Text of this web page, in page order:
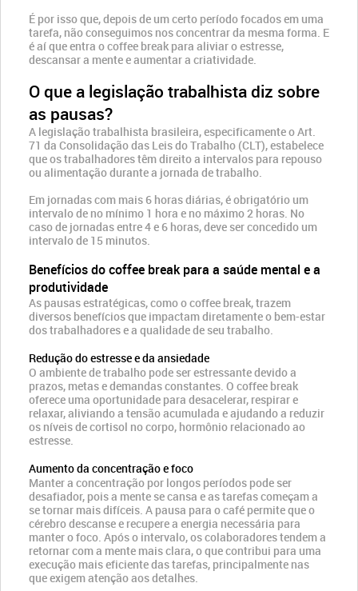
É por isso que, depois de um certo período focados em uma
tarefa, não conseguimos nos concentrar da mesma forma. E
é aí que entra o coffee break para aliviar o estresse,
descansar a mente e aumentar a criatividade.
O que a legislação trabalhista diz sobre
as pausas?
A legislação trabalhista brasileira, especificamente o Art.
71 da Consolidação das Leis do Trabalho (CLT), estabelece
que os trabalhadores têm direito a intervalos para repouso
ou alimentação durante a jornada de trabalho.
Em jornadas com mais 6 horas diárias, é obrigatório um
intervalo de no mínimo 1 hora e no máximo 2 horas. No
caso de jornadas entre 4 e 6 horas, deve ser concedido um
intervalo de 15 minutos.
Benefícios do coffee break para a saúde mental e a
produtividade
As pausas estratégicas, como o coffee break, trazem
diversos benefícios que impactam diretamente o bem-estar
dos trabalhadores e a qualidade de seu trabalho.
Redução do estresse e da ansiedade
O ambiente de trabalho pode ser estressante devido a
prazos, metas e demandas constantes. O coffee break
oferece uma oportunidade para desacelerar, respirar e
relaxar, aliviando a tensão acumulada e ajudando a reduzir
os níveis de cortisol no corpo, hormônio relacionado ao
estresse.
Aumento da concentração e foco
Manter a concentração por longos períodos pode ser
desafiador, pois a mente se cansa e as tarefas começam a
se tornar mais difíceis. A pausa para o café permite que o
cérebro descanse e recupere a energia necessária para
manter o foco. Após o intervalo, os colaboradores tendem a
retornar com a mente mais clara, o que contribui para uma
execução mais eficiente das tarefas, principalmente nas
que exigem atenção aos detalhes.